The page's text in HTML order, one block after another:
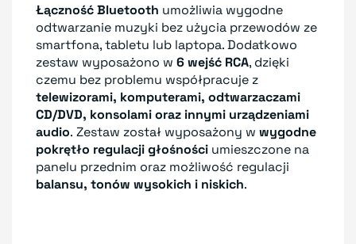
Łączność Bluetooth umożliwia wygodne
odtwarzanie muzyki bez użycia przewodów ze
smartfona, tabletu lub laptopa. Dodatkowo
zestaw wyposażono w 6 wejść RCA, dzięki
czemu bez problemu współpracuje z
telewizorami, komputerami, odtwarzaczami
CD/DVD, konsolami oraz innymi urządzeniami
audio. Zestaw został wyposażony w wygodne
pokrętło regulacji głośności umieszczone na
panelu przednim oraz możliwość regulacji
balansu, tonów wysokich i niskich.